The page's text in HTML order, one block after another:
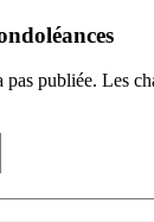
pas publiée. Les